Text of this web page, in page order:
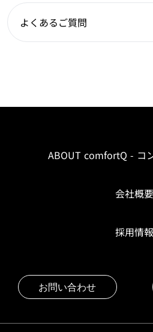
よくあるご質問
ABOUT comfortQ - コ
会社概要
採用情報
お問い合わせ